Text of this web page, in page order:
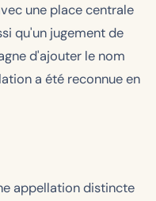
une place centrale
qu'un jugement de
d'ajouter le nom
a été reconnue en
appellation distincte